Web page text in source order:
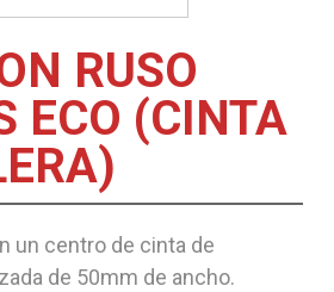
RUSO
ECO (CINTA
un centro de cinta de
de 50mm de ancho.